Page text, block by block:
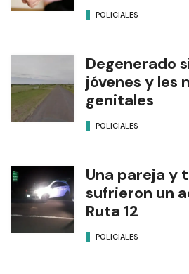
POLICIALES
Degenerado
jóvenes y les
genitales
POLICIALES
Una pareja y
sufrieron un
Ruta 12
POLICIALES